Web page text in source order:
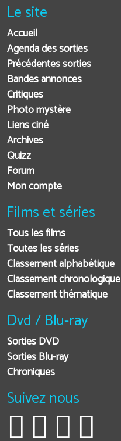
Le site
Accueil
Agenda des sorties
Précédentes sorties
Bandes annonces
Critiques
Photo mystère
Liens ciné
Archives
Quizz
Forum
Mon compte
Films et séries
Tous les films
Toutes les séries
Classement alphabétique
Classement chronologique
Classement thématique
Dvd / Blu-ray
Sorties DVD
Sorties Blu-ray
Chroniques
Suivez nous